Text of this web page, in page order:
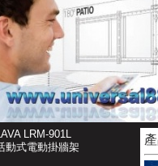
LRM-901L
動式電動掛牆架